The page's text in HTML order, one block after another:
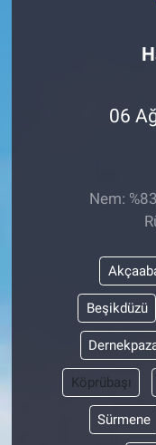
06
Nem:
Beşikdüzü
Köprübaşı
Sürmene